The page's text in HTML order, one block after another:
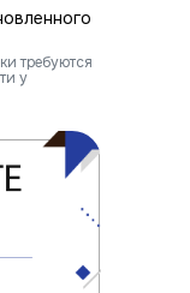
требуются
у